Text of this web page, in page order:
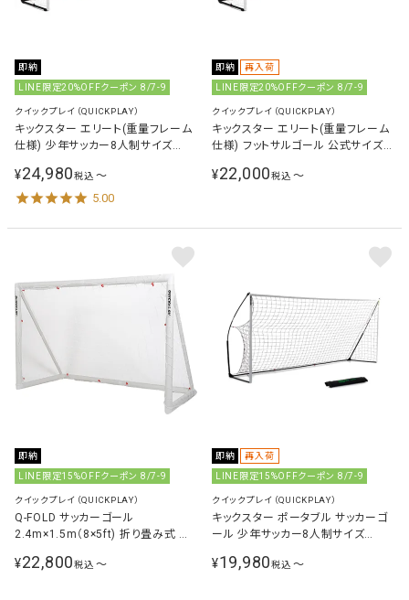
即納
LINE限定20%OFFクーポン 8/7-9
クイックプレイ（QUICKPLAY）
キックスター エリート(重量フレーム
仕様) 少年サッカー8人制サイズ
16KSR Elite
¥24,980税込 〜
5.00
即納 再入荷
LINE限定20%OFFクーポン 8/7-9
クイックプレイ（QUICKPLAY）
キックスター エリート(重量フレーム
仕様) フットサルゴール 公式サイズ
3MKSR Elite
¥22,000税込 〜
即納
LINE限定15%OFFクーポン 8/7-9
クイックプレイ（QUICKPLAY）
Q-FOLD サッカーゴール
2.4m×1.5m（8×5ft) 折り畳み式 練
¥22,800税込 〜
即納 再入荷
LINE限定15%OFFクーポン 8/7-9
クイックプレイ（QUICKPLAY）
キックスター ポータブル サッカーゴ
ール 少年サッカー8人制サイズ
16KSR
¥19,980税込 〜